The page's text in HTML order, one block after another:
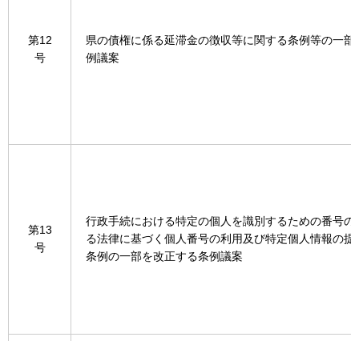
第12
号
県の債権に係る延滞金の徴収等に関する条例等の一部
例議案
第13
号
行政手続における特定の個人を識別するための番号の
る法律に基づく個人番号の利用及び特定個人情報の提
条例の一部を改正する条例議案